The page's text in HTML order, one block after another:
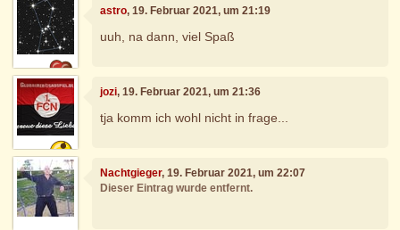
astro, 19. Februar 2021, um 21:19
uuh, na dann, viel Spaß
jozi, 19. Februar 2021, um 21:36
tja komm ich wohl nicht in frage...
Nachtgieger, 19. Februar 2021, um 22:07
Dieser Eintrag wurde entfernt.